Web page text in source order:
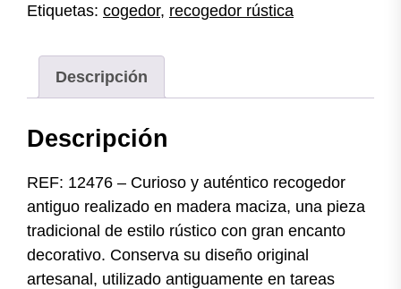
cantidad
Etiquetas: cogedor, recogedor rústica
Descripción
Descripción
REF: 12476 – Curioso y auténtico recogedor
antiguo realizado en madera maciza, una pieza
tradicional de estilo rústico con gran encanto
decorativo. Conserva su diseño original
artesanal, utilizado antiguamente en tareas